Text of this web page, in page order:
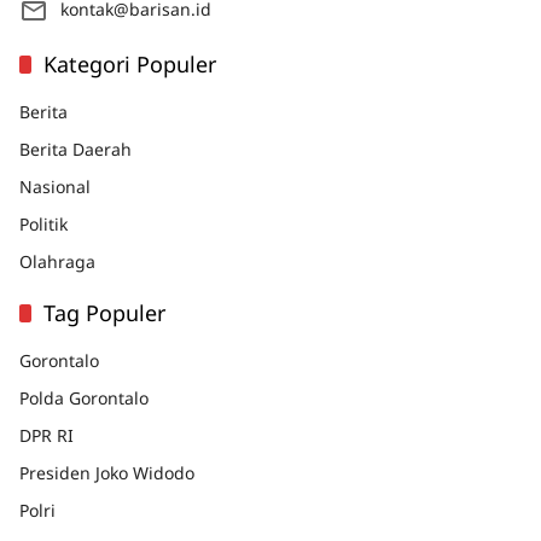
kontak@barisan.id
Kategori Populer
Berita
Berita Daerah
Nasional
Politik
Olahraga
Tag Populer
Gorontalo
Polda Gorontalo
DPR RI
Presiden Joko Widodo
Polri